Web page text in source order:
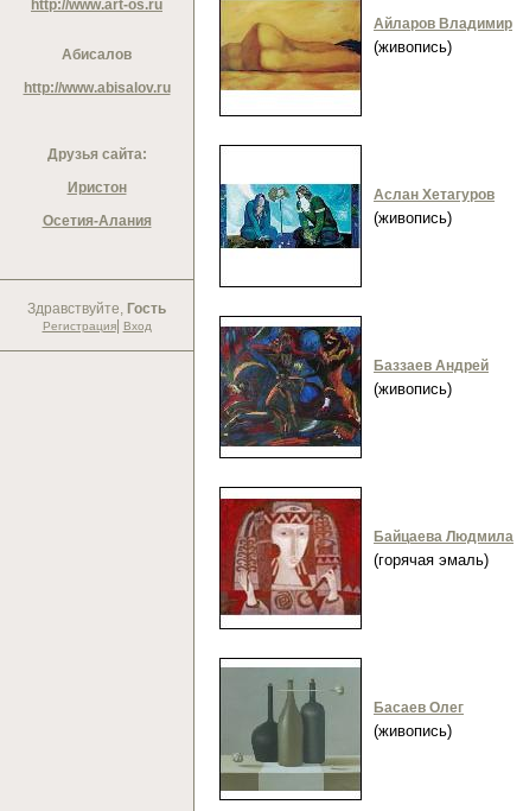
http://www.art-os.ru
Абисалов
http://www.abisalov.ru
Друзья сайта:
Иристон
Осетия-Алания
Здравствуйте, Гость
Регистрация| Вход
Айларов Владимир
(живопись)
Аслан Хетагуров
(живопись)
Баззаев Андрей
(живопись)
Байцаева Людмила
(горячая эмаль)
Басаев Олег
(живопись)